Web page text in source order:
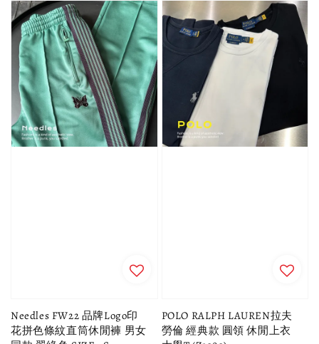
Needles FW22 品牌Logo印
花拼色條紋直筒休閒褲 男女
POLO RALPH LAUREN拉夫
勞倫 經典款 圓領 休閒上衣